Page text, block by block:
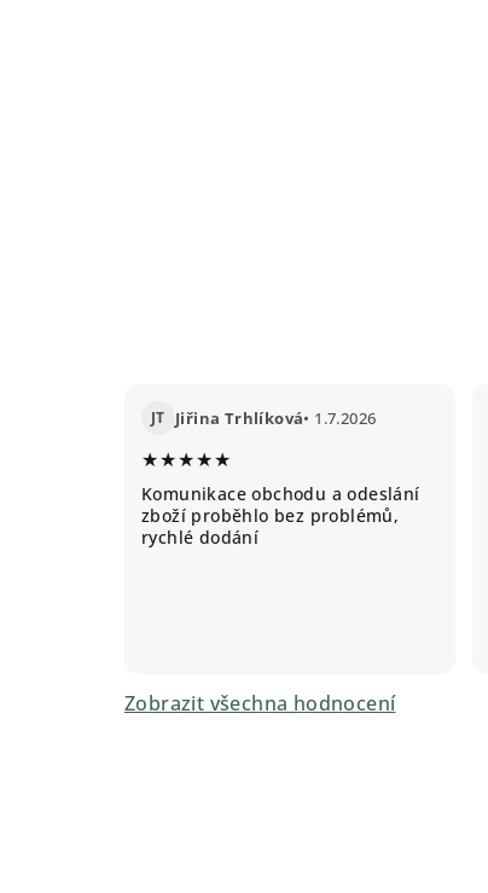
JT Jiřina Trhlíková• 1.7.2026
★★★★★
Komunikace obchodu a odeslání
zboží proběhlo bez problémů,
rychlé dodání
Zobrazit všechna hodnocení